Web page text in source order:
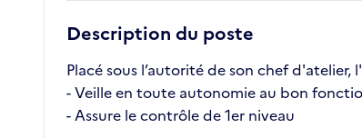
Description du poste
Placé sous l’autorité de son chef d'atelier,
- Veille en toute autonomie au bon
- Assure le contrôle de 1er niveau